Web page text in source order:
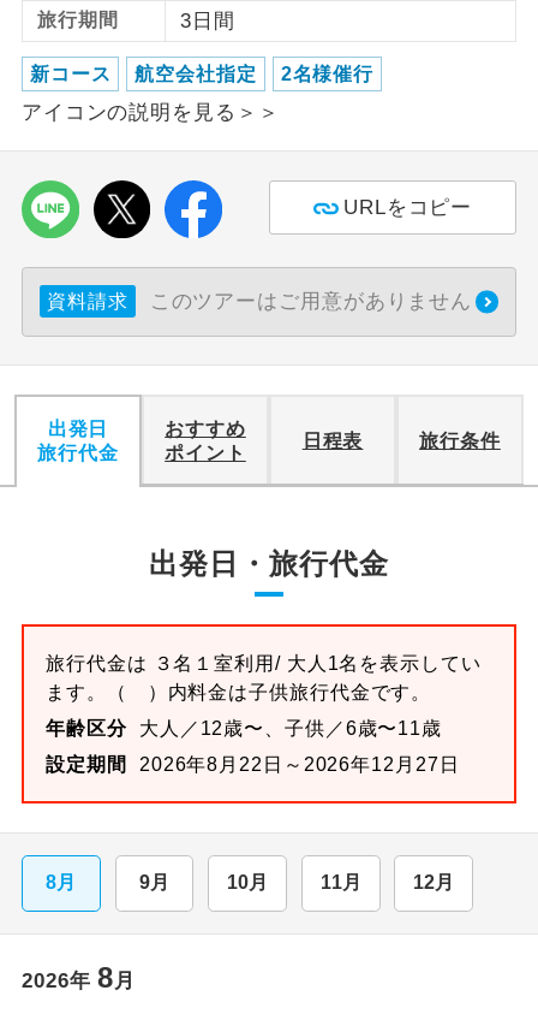
旅行期間 3日間
新コース 航空会社指定 2名様催行
アイコンの説明を見る＞＞
URLをコピー
資料請求 このツアーはご用意がありません
出発日
旅行代金
おすすめ
ポイント
日程表 旅行条件
出発日・旅行代金
旅行代金は ３名１室利用/ 大人1名を表示してい
ます。
（ ）内料金は子供旅行代金です。
年齢区分
大人／12歳〜、子供／6歳〜11歳
設定期間
2026年8月22日～2026年12月27日
8月 9月 10月 11月 12月
2026年 8月
女性限定
女性限定でご参加いただけるコースで
す。
年齢制限あり
ご参加にあたり年齢に制限があるコース
航空会社指定
利用航空会社が指定なので、ご出発の計
画にとても便利です。
ホテル指定
おひとり様バ
おひとり様でバス席を2席利⽤できま
す。